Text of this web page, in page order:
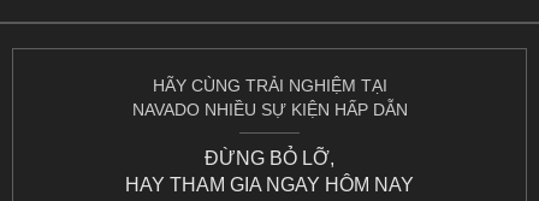
HÃY CÙNG TRẢI NGHIỆM TẠI
NAVADO NHIỀU SỰ KIỆN HẤP DẪN
ĐỪNG BỎ LỠ,
HAY THAM GIA NGAY HÔM NAY